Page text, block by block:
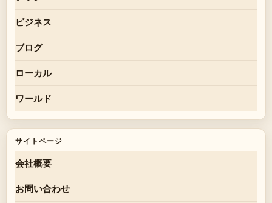
ビジネス
ブログ
ローカル
ワールド
サイトページ
会社概要
お問い合わせ